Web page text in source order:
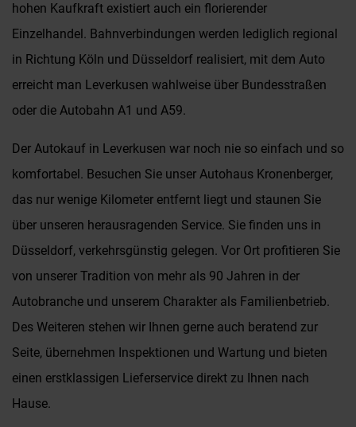
hohen Kaufkraft existiert auch ein florierender
Einzelhandel. Bahnverbindungen werden lediglich regional
in Richtung Köln und Düsseldorf realisiert, mit dem Auto
erreicht man Leverkusen wahlweise über Bundesstraßen
oder die Autobahn A1 und A59.
Der Autokauf in Leverkusen war noch nie so einfach und so
komfortabel. Besuchen Sie unser Autohaus Kronenberger,
das nur wenige Kilometer entfernt liegt und staunen Sie
über unseren herausragenden Service. Sie finden uns in
Düsseldorf, verkehrsgünstig gelegen. Vor Ort profitieren Sie
von unserer Tradition von mehr als 90 Jahren in der
Autobranche und unserem Charakter als Familienbetrieb.
Des Weiteren stehen wir Ihnen gerne auch beratend zur
Seite, übernehmen Inspektionen und Wartung und bieten
einen erstklassigen Lieferservice direkt zu Ihnen nach
Hause.